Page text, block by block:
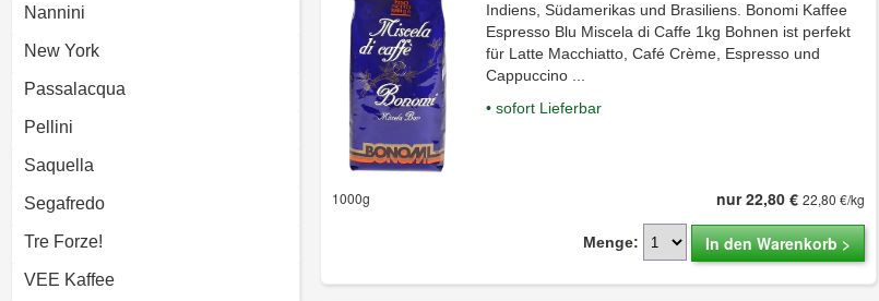
Nannini
New York
Passalacqua
Pellini
Saquella
Segafredo
Tre Forze!
VEE Kaffee
Indiens, Südamerikas und Brasiliens. Bonomi Kaffee
Espresso Blu Miscela di Caffe 1kg Bohnen ist perfekt
für Latte Macchiatto, Café Crème, Espresso und
Cappuccino ...
• sofort Lieferbar
1000g nur 22,80 €22,80 €/kg
Menge: In den Warenkorb >